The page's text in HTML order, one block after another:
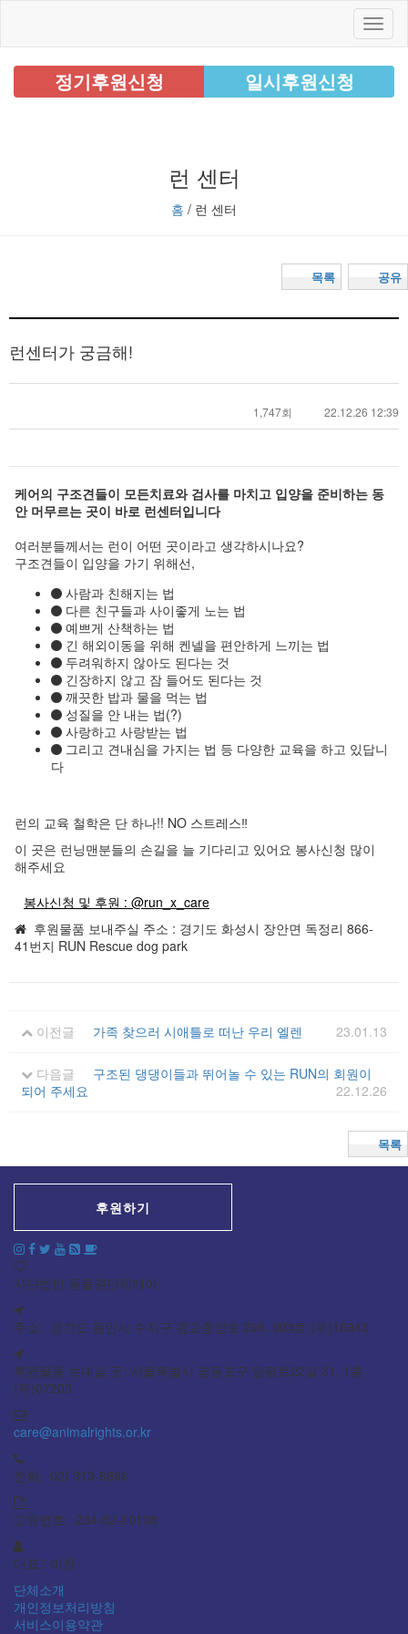
정기후원신청 일시후원신청
런 센터
홈 / 런 센터
공유
목록
런센터가 궁금해!
1,747회 22.12.26 12:39
케어의 구조견들이 모든치료와 검사를 마치고 입양을 준비하는 동
안 머무르는 곳이 바로 런센터입니다
여러분들께서는 런이 어떤 곳이라고 생각하시나요?
구조견들이 입양을 가기 위해선,
사람과 친해지는 법
다른 친구들과 사이좋게 노는 법
예쁘게 산책하는 법
긴 해외이동을 위해 켄넬을 편안하게 느끼는 법
두려워하지 않아도 된다는 것
긴장하지 않고 잠 들어도 된다는 것
깨끗한 밥과 물을 먹는 법
성질을 안 내는 법(?)
사랑하고 사랑받는 법
그리고 견내심을 가지는 법 등 다양한 교육을 하고 있답니
다
런의 교육 철학은 단 하나!! NO 스트레스‼️
이 곳은 런닝맨분들의 손길을 늘 기다리고 있어요 봉사신청 많이
해주세요
봉사신청 및 후원 : @run_x_care
후원물품 보내주실 주소 : 경기도 화성시 장안면 독정리 866-
41번지 RUN Rescue dog park
이전글 가족 찾으러 시애틀로 떠난 우리 엘렌 23.01.13
다음글
구조된 댕댕이들과 뛰어놀 수 있는 RUN의 회원이
되어 주세요
22.12.26
목록
후원하기
사단법인 동물권단체케어
주소: 경기도 용인시 수지구 광교중앙로 298, 903호 (우)16943
후원물품 보내실 곳: 서울특별시 영등포구 양평로22길 31, 1층
(우)07203
care@animalrights.or.kr
전화: 02) 313-8886
고유번호: 234-82-00138
대표 : 이찬
단체소개
개인정보처리방침
서비스이용약관